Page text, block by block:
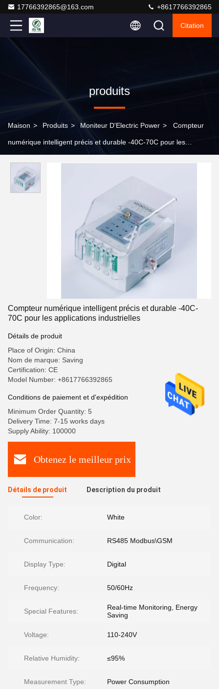
17766392865@163.com +8617766392865
Citation
produits
Maison > Produits > Moniteur D'Electric Power > Compteur
numérique intelligent précis et durable -40C-70C pour les
Compteur numérique intelligent précis et durable -40C-
70C pour les applications industrielles
Détails de produit
Place of Origin: China
Nom de marque: Saving
Certification: CE
Model Number: +8617766392865
Conditions de paiement et d'expédition
Minimum Order Quantity: 5
Delivery Time: 7-15 works days
Supply Ability: 100000
Obtenez le meilleur prix
Détails de produit Description du produit
Color: White
Communication: RS485 Modbus\GSM
Display Type: Digital
Frequency: 50/60Hz
Special Features:
Real-time Monitoring, Energy
Saving
Voltage: 110-240V
Relative Humidity: ≤95%
Measurement Type: Power Consumption